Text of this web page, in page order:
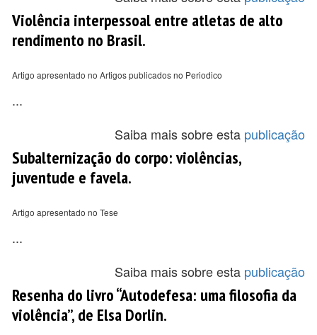
Violência interpessoal entre atletas de alto
rendimento no Brasil.
Artigo apresentado no Artigos publicados no Periodico
...
Saiba mais sobre esta publicação
Subalternização do corpo: violências,
juventude e favela.
Artigo apresentado no Tese
...
Saiba mais sobre esta publicação
Resenha do livro “Autodefesa: uma filosofia da
violência”, de Elsa Dorlin.